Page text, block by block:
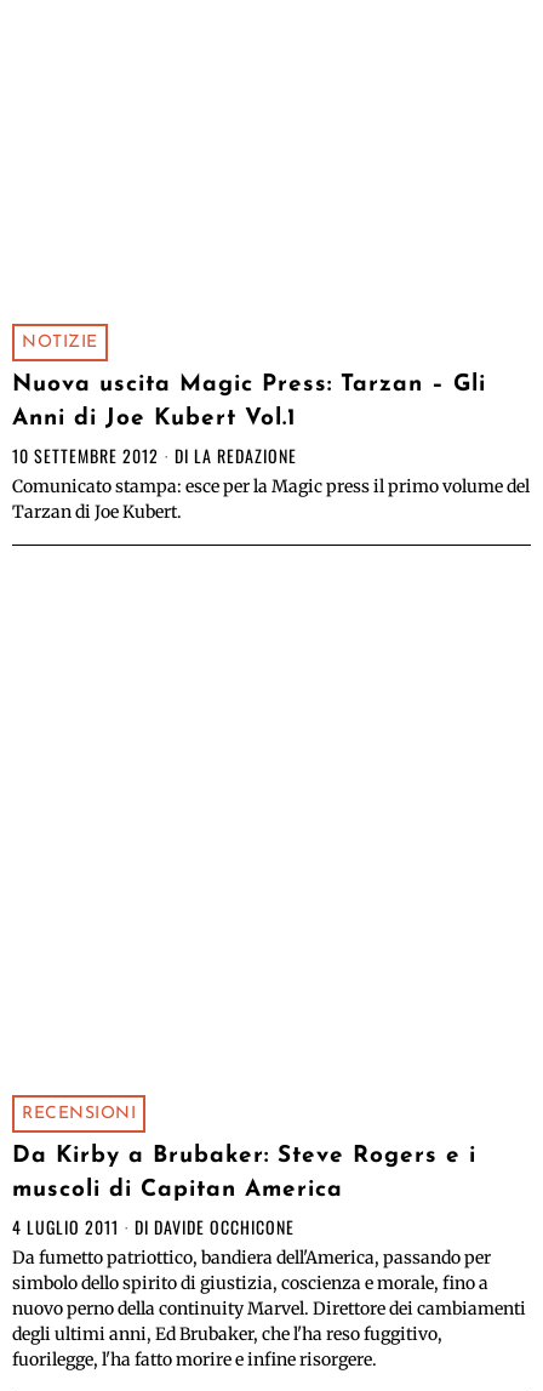
NOTIZIE
Nuova uscita Magic Press: Tarzan – Gli
Anni di Joe Kubert Vol.1
10 SETTEMBRE 2012 DI LA REDAZIONE
Comunicato stampa: esce per la Magic press il primo volume del
Tarzan di Joe Kubert.
RECENSIONI
Da Kirby a Brubaker: Steve Rogers e i
muscoli di Capitan America
4 LUGLIO 2011 DI DAVIDE OCCHICONE
Da fumetto patriottico, bandiera dell'America, passando per
simbolo dello spirito di giustizia, coscienza e morale, fino a
nuovo perno della continuity Marvel. Direttore dei cambiamenti
degli ultimi anni, Ed Brubaker, che l'ha reso fuggitivo,
fuorilegge, l'ha fatto morire e infine risorgere.